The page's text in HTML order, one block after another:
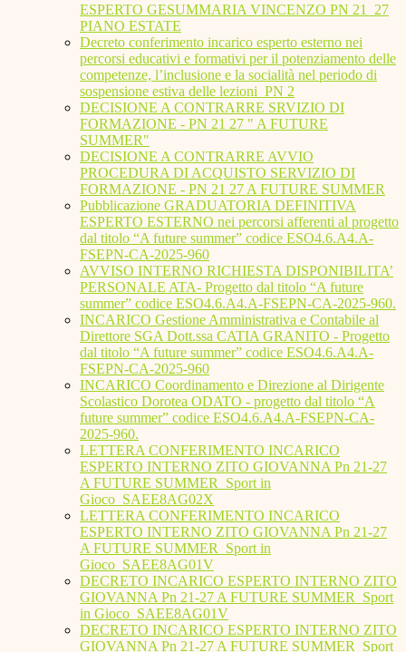
ESPERTO GESUMMARIA VINCENZO PN 21_27
PIANO ESTATE
Decreto conferimento incarico esperto esterno nei
percorsi educativi e formativi per il potenziamento delle
competenze, l’inclusione e la socialità nel periodo di
sospensione estiva delle lezioni_PN 2
DECISIONE A CONTRARRE SRVIZIO DI
FORMAZIONE - PN 21 27 " A FUTURE
SUMMER"
DECISIONE A CONTRARRE AVVIO
PROCEDURA DI ACQUISTO SERVIZIO DI
FORMAZIONE - PN 21 27 A FUTURE SUMMER
Pubblicazione GRADUATORIA DEFINITIVA
ESPERTO ESTERNO nei percorsi afferenti al progetto
dal titolo “A future summer” codice ESO4.6.A4.A-
FSEPN-CA-2025-960
AVVISO INTERNO RICHIESTA DISPONIBILITA’
PERSONALE ATA- Progetto dal titolo “A future
summer” codice ESO4.6.A4.A-FSEPN-CA-2025-960.
INCARICO Gestione Amministrativa e Contabile al
Direttore SGA Dott.ssa CATIA GRANITO - Progetto
dal titolo “A future summer” codice ESO4.6.A4.A-
FSEPN-CA-2025-960
INCARICO Coordinamento e Direzione al Dirigente
Scolastico Dorotea ODATO - progetto dal titolo “A
future summer” codice ESO4.6.A4.A-FSEPN-CA-
2025-960.
LETTERA CONFERIMENTO INCARICO
ESPERTO INTERNO ZITO GIOVANNA Pn 21-27
A FUTURE SUMMER_Sport in
Gioco_SAEE8AG02X
LETTERA CONFERIMENTO INCARICO
ESPERTO INTERNO ZITO GIOVANNA Pn 21-27
A FUTURE SUMMER_Sport in
Gioco_SAEE8AG01V
DECRETO INCARICO ESPERTO INTERNO ZITO
GIOVANNA Pn 21-27 A FUTURE SUMMER_Sport
in Gioco_SAEE8AG01V
DECRETO INCARICO ESPERTO INTERNO ZITO
GIOVANNA Pn 21-27 A FUTURE SUMMER_Sport